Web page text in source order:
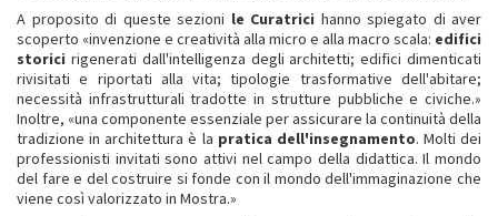
A proposito di queste sezioni le Curatrici hanno spiegato di aver
scoperto «invenzione e creatività alla micro e alla macro scala: edifici
storici rigenerati dall'intelligenza degli architetti; edifici dimenticati
rivisitati e riportati alla vita; tipologie trasformative dell'abitare;
necessità infrastrutturali tradotte in strutture pubbliche e civiche.»
Inoltre, «una componente essenziale per assicurare la continuità della
tradizione in architettura è la pratica dell'insegnamento. Molti dei
professionisti invitati sono attivi nel campo della didattica. Il mondo
del fare e del costruire si fonde con il mondo dell'immaginazione che
viene così valorizzato in Mostra.»